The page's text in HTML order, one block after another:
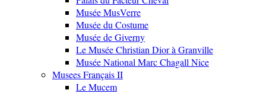
Musée MusVerre
Musée du Costume
Musée de Giverny
Le Musée Christian Dior à Granville
Musée National Marc Chagall Nice
Musees Français II
Le Mucem